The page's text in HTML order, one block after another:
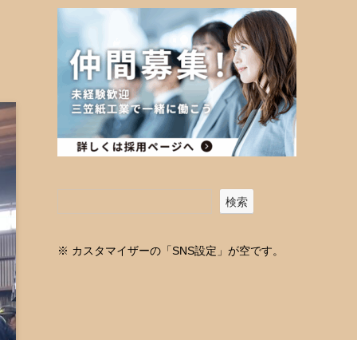
検索
※ カスタマイザーの「SNS設定」が空です。